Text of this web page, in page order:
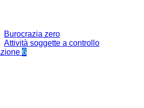
Burocrazia zero
Attività soggette a controllo
6